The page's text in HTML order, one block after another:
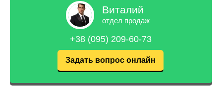
Виталий
отдел продаж
+38 (095) 209-60-73
Задать вопрос онлайн